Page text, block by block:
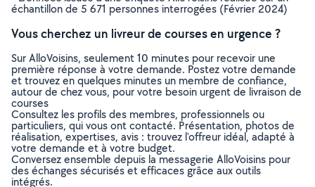
échantillon de 5 671 personnes interrogées (Février 2024)
Vous cherchez un livreur de courses en urgence ?
Sur AlloVoisins, seulement 10 minutes pour recevoir une
première réponse à votre demande. Postez votre demande
et trouvez en quelques minutes un membre de confiance,
autour de chez vous, pour votre besoin urgent de livraison de
courses
Consultez les profils des membres, professionnels ou
particuliers, qui vous ont contacté. Présentation, photos de
réalisation, expertises, avis : trouvez l'offreur idéal, adapté à
votre demande et à votre budget.
Conversez ensemble depuis la messagerie AlloVoisins pour
des échanges sécurisés et efficaces grâce aux outils
intégrés.